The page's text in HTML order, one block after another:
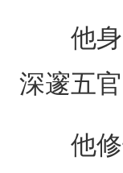
他身形
深邃五
他修长